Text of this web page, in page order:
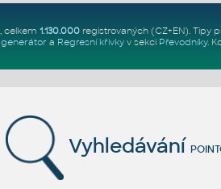
celkem 1.130.000registrovaných (CZ+EN). Tipy
a Regresní křivkyv sekci Převodníky.
Vyhledávání